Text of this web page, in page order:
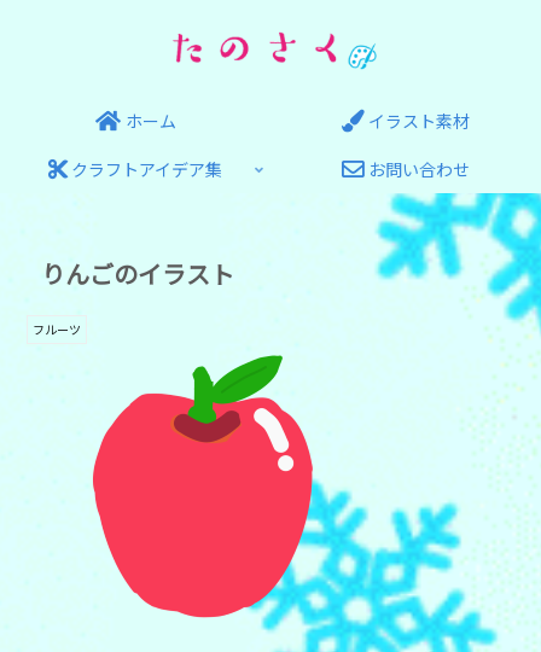
ホーム
イラスト素材
クラフトアイデア集
お問い合わせ
りんごのイラスト
フルーツ